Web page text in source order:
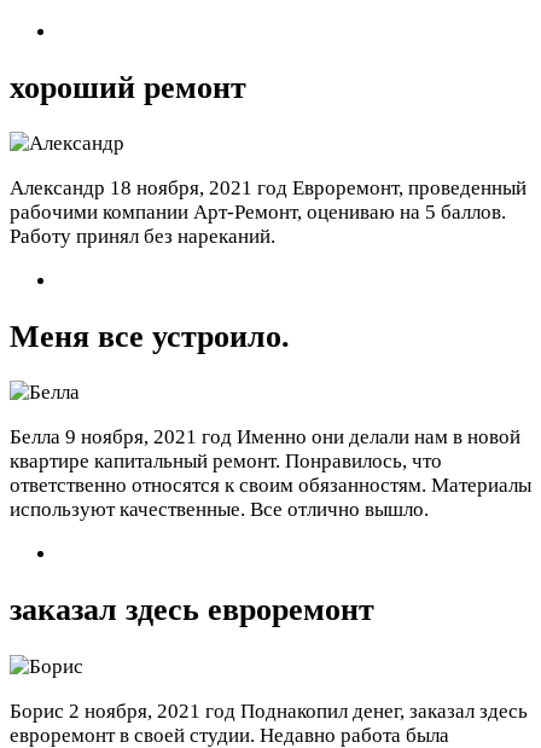
хороший ремонт
Александр 18 ноября, 2021 год Евроремонт, проведенный
рабочими компании Арт-Ремонт, оцениваю на 5 баллов.
Работу принял без нареканий.
Меня все устроило.
Белла 9 ноября, 2021 год Именно они делали нам в новой
квартире капитальный ремонт. Понравилось, что
ответственно относятся к своим обязанностям. Материалы
используют качественные. Все отлично вышло.
заказал здесь евроремонт
Борис 2 ноября, 2021 год Поднакопил денег, заказал здесь
евроремонт в своей студии. Недавно работа была